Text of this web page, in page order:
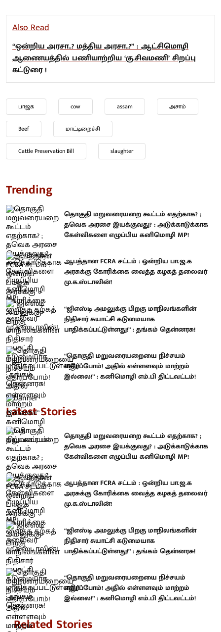
Also Read
“ஒன்றிய அரசா..? மத்திய அரசா..?” : ஆட்சிமொழி
ஆணையத்தில் பணியாற்றிய ‘கு.சிவமணி’ சிறப்பு
கட்டுரை !
பாஜக cow assam அசாம்
Beef மாட்டிறைச்சி
Cattle Preservation Bill slaughter
Trending
தொகுதி மறுவரையறை கூட்டம் எதற்காக? ;
தவெக அரசை இயக்குவது? : அடுக்காடுக்காக
கேள்விகளை எழுப்பிய கனிமொழி MP!
ஆபத்தான FCRA சட்டம் : ஒன்றிய பா.ஜ.க
அரசுக்கு கோரிக்கை வைத்த கழகத் தலைவர்
மு.க.ஸ்டாலின்!
“ஜிஎஸ்டி அமலுக்கு பிறகு மாநிலங்களின்
நிதிசார் சுயாட்சி கடுமையாக
பாதிக்கப்பட்டுள்ளது!” : தங்கம் தென்னரசு!
“தொகுதி மறுவரையறையை நிச்சயம்
எதிர்ப்போம்! அதில் எள்ளளவும் மாற்றம்
இல்லை!” : கனிமொழி எம்.பி திட்டவட்டம்!
Latest Stories
தொகுதி மறுவரையறை கூட்டம் எதற்காக? ;
தவெக அரசை இயக்குவது? : அடுக்காடுக்காக
கேள்விகளை எழுப்பிய கனிமொழி MP!
ஆபத்தான FCRA சட்டம் : ஒன்றிய பா.ஜ.க
அரசுக்கு கோரிக்கை வைத்த கழகத் தலைவர்
மு.க.ஸ்டாலின்!
“ஜிஎஸ்டி அமலுக்கு பிறகு மாநிலங்களின்
நிதிசார் சுயாட்சி கடுமையாக
பாதிக்கப்பட்டுள்ளது!” : தங்கம் தென்னரசு!
“தொகுதி மறுவரையறையை நிச்சயம்
எதிர்ப்போம்! அதில் எள்ளளவும் மாற்றம்
இல்லை!” : கனிமொழி எம்.பி திட்டவட்டம்!
Related Stories